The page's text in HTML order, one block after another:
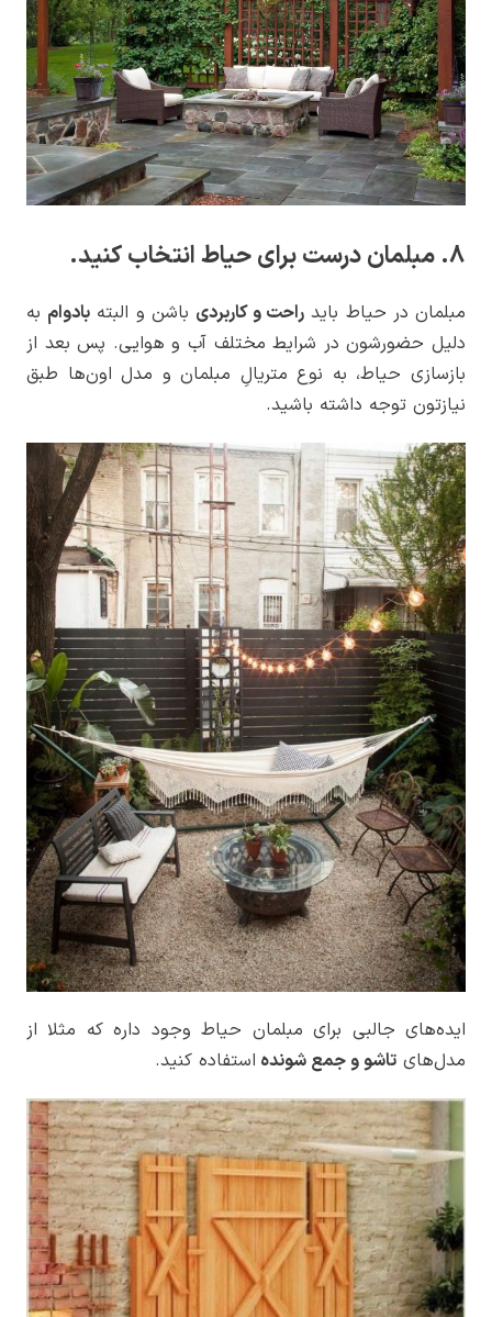
8. مبلمان درست برای حیاط انتخاب کنید.
مبلمان در حیاط باید راحت و کاربردی باشن و البته بادوام به
دلیل حضورشون در شرایط مختلف آب و هوایی. پس بعد از
بازسازی حیاط، به نوع متریالِ مبلمان و مدل اون‌ها طبق
نیازتون توجه داشته باشید.
ایده‌های جالبی برای مبلمان حیاط وجود داره که مثلا از
مدل‌های تاشو و جمع شونده استفاده کنید.